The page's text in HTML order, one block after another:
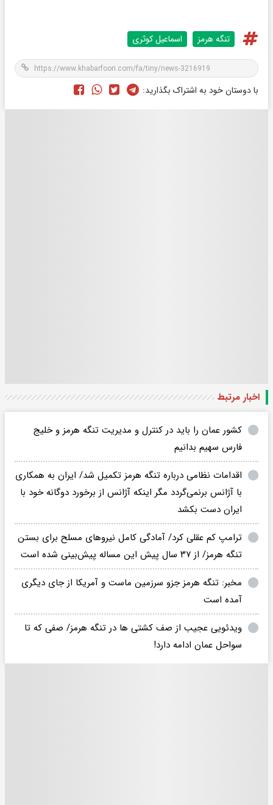
تنگه هرمز اسماعیل کوثری
با دوستان خود به اشتراک بگذارید:
اخبار مرتبط
کشور عمان را باید در کنترل و مدیریت تنگه هرمز و خلیج
فارس سهیم بدانیم
اقدامات نظامی درباره تنگه هرمز تکمیل شد/ ایران به همکاری
با آژانس برنمی‌گردد مگر اینکه آژانس از برخورد دوگانه خود با
ایران دست بکشد
ترامپ کم عقلی کرد/ آمادگی کامل نیروهای مسلح برای بستن
تنگه هرمز/ از ۳۷ سال پیش این مساله پیش‌بینی شده است
مخبر: تنگه هرمز جزو سرزمین ماست و آمریکا از جای دیگری
آمده است
ویدئویی عجیب از صف کشتی ها در تنگه هرمز/ صفی که تا
سواحل عمان ادامه دارد!